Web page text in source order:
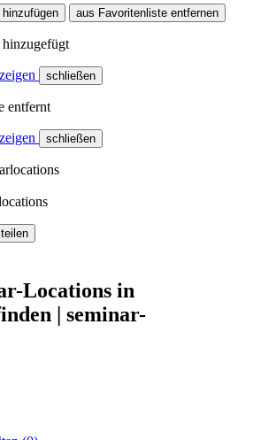
aus Favoritenliste entfernen
schließen
entfernt
schließen
Locations in
| seminar-